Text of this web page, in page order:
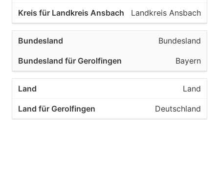
Landkreis Ansbach
Bundesland
Bayern
Land
Deutschland